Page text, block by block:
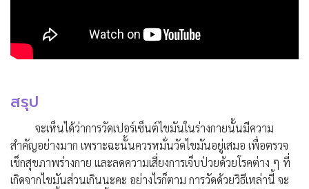
สรุป
จะเห็นได้ว่าการวัดเปอร์เซ็นต์ไขมันในร่างกายนั้นมีความ
สำคัญอย่างมาก เพราะฉะนั้นควรหมั่นวัดไขมันอยู่เสมอ เพื่อตรวจ
เช็กสุขภาพร่างกาย และลดความเสี่ยงการเจ็บป่วยด้วยโรคต่าง ๆ ที่
เกิดจากไขมันส่วนเกินนะคะ อย่างไรก็ตาม การวัดด้วยวิธีเหล่านี้ จะ